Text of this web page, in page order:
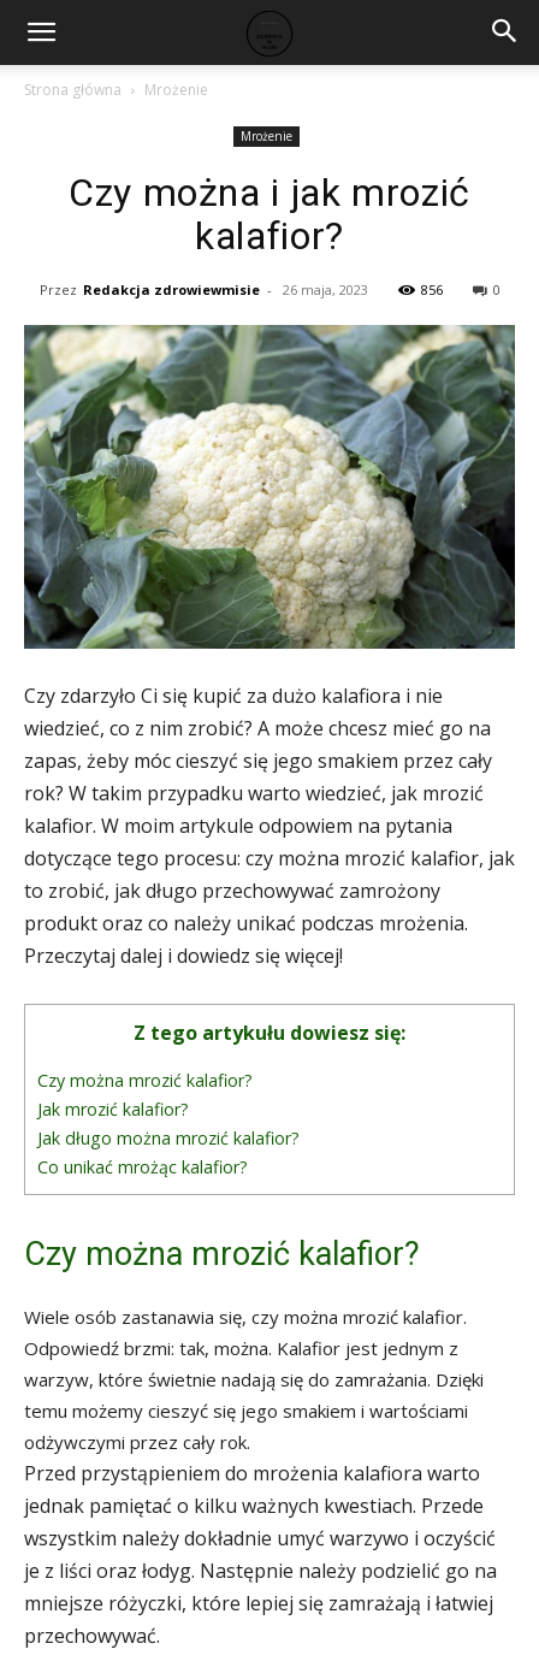
Strona główna Mrożenie
Mrożenie
Czy można i jak mrozić
kalafior?
Przez Redakcja zdrowiewmisie - 26 maja, 2023 856 0
Czy zdarzyło Ci się kupić za dużo kalafiora i nie
wiedzieć, co z nim zrobić? A może chcesz mieć go na
zapas, żeby móc cieszyć się jego smakiem przez cały
rok? W takim przypadku warto wiedzieć, jak mrozić
kalafior. W moim artykule odpowiem na pytania
dotyczące tego procesu: czy można mrozić kalafior, jak
to zrobić, jak długo przechowywać zamrożony
produkt oraz co należy unikać podczas mrożenia.
Przeczytaj dalej i dowiedz się więcej!
Z tego artykułu dowiesz się:
Czy można mrozić kalafior?
Jak mrozić kalafior?
Jak długo można mrozić kalafior?
Co unikać mrożąc kalafior?
Czy można mrozić kalafior?
Wiele osób zastanawia się, czy można mrozić kalafior.
Odpowiedź brzmi: tak, można. Kalafior jest jednym z
warzyw, które świetnie nadają się do zamrażania. Dzięki
temu możemy cieszyć się jego smakiem i wartościami
odżywczymi przez cały rok.
Przed przystąpieniem do mrożenia kalafiora warto
jednak pamiętać o kilku ważnych kwestiach. Przede
wszystkim należy dokładnie umyć warzywo i oczyścić
je z liści oraz łodyg. Następnie należy podzielić go na
mniejsze różyczki, które lepiej się zamrażają i łatwiej
przechowywać.